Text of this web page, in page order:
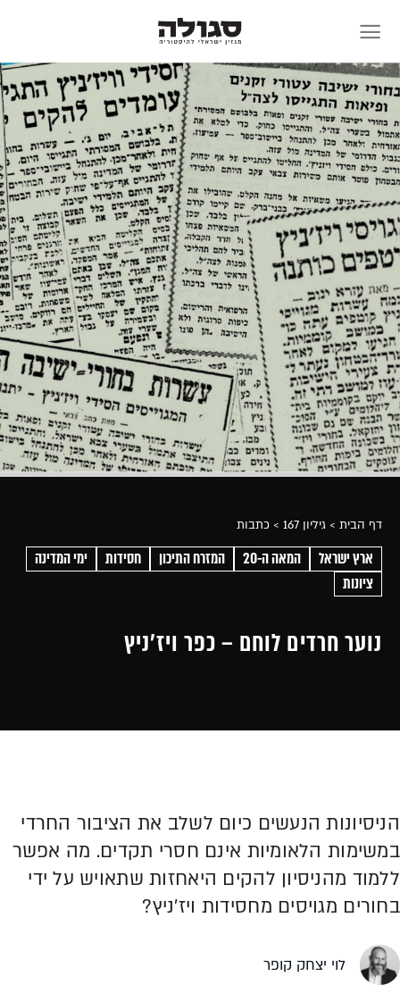
content
דף הבית > גיליון 167 > כתבות
ארץ ישראל המאה ה-20 המזרח התיכון חסידות
ימי המדינה
ציונות
נוער חרדים לוחם – כפר ויז'ניץ
הניסיונות הנעשים כיום לשלב את הציבור החרדי
במשימות הלאומיות אינם חסרי תקדים. מה אפשר
ללמוד מהניסיון להקים היאחזות שתאויש על ידי
בחורים מגויסים מחסידות ויז'ניץ?
לוי יצחק קופר